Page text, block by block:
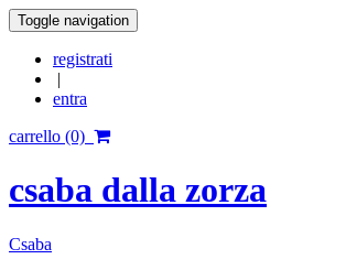
Toggle navigation
registrati
|
entra
carrello (0)
csaba dalla zorza
Csaba